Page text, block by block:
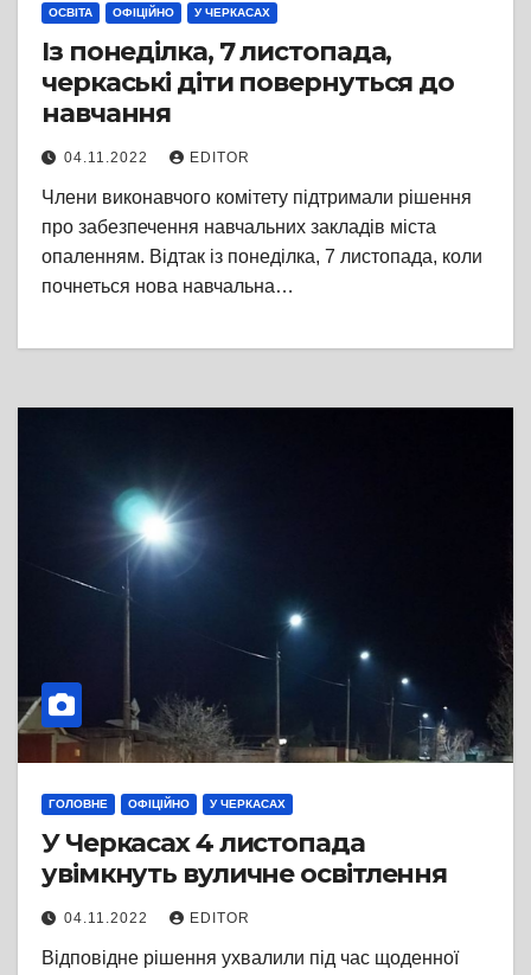
ОСВІТА ОФІЦІЙНО У ЧЕРКАСАХ
Із понеділка, 7 листопада,
черкаські діти повернуться до
навчання
04.11.2022 EDITOR
Члени виконавчого комітету підтримали рішення
про забезпечення навчальних закладів міста
опаленням. Відтак із понеділка, 7 листопада, коли
почнеться нова навчальна…
ГОЛОВНЕ ОФІЦІЙНО У ЧЕРКАСАХ
У Черкасах 4 листопада
увімкнуть вуличне освітлення
04.11.2022 EDITOR
Відповідне рішення ухвалили під час щоденної